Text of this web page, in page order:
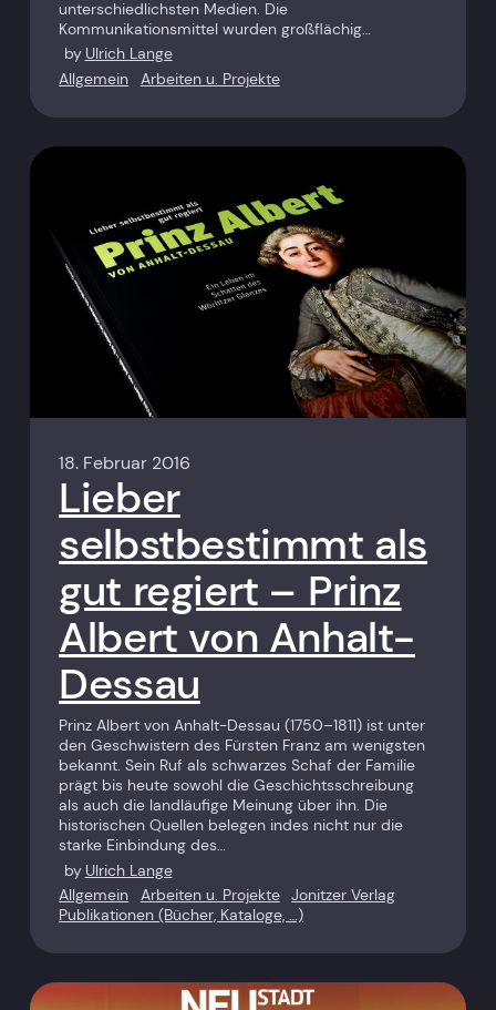
unterschiedlichsten Medien. Die
Kommunikationsmittel wurden großflächig…
by Ulrich Lange
Allgemein
Arbeiten u. Projekte
18. Februar 2016
Lieber
selbstbestimmt als
gut regiert – Prinz
Albert von Anhalt-
Dessau
Prinz Albert von Anhalt-Dessau (1750–1811) ist unter
den Geschwistern des Fürsten Franz am wenigsten
bekannt. Sein Ruf als schwarzes Schaf der Familie
prägt bis heute sowohl die Geschichtsschreibung
als auch die landläufige Meinung über ihn. Die
historischen Quellen belegen indes nicht nur die
starke Einbindung des…
by Ulrich Lange
Allgemein
Arbeiten u. Projekte Jonitzer Verlag
Publikationen (Bücher, Kataloge, …)